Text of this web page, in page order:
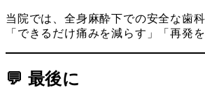
当院では、全身麻酔下での安全な歯
「できるだけ痛みを減らす」「再発
💬 最後に